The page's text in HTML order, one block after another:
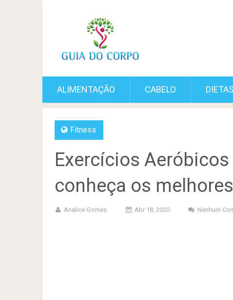
ALIMENTAÇÃO CABELO DIETAS
Fitness
Exercícios
conheça os
Analice Gomes Abr 18, 2020 Nenhum